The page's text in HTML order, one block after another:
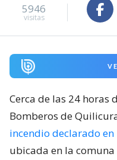
5946
visitas
Cerca de las 24 horas
Bomberos de
incendio declarado
ubicada en la